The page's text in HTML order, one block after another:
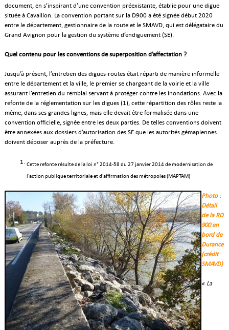
document, en s’inspirant d’une convention préexistante, établie pour une digue
située à Cavaillon. La convention portant sur la D900 a été signée début 2020
entre le département, gestionnaire de la route et le SMAVD, qui est délégataire du
Grand Avignon pour la gestion du système d’endiguement (SE).
Quel contenu pour les conventions de superposition d’affectation ?
Jusqu’à présent, l’entretien des digues-routes était réparti de manière informelle
entre le département et la ville, le premier se chargeant de la voirie et la ville
assurant l’entretien du remblai servant à protéger contre les inondations. Avec la
refonte de la réglementation sur les digues (1), cette répartition des rôles reste la
même, dans ses grandes lignes, mais elle devait être formalisée dans une
convention officielle, signée entre les deux parties. De telles conventions doivent
être annexées aux dossiers d’autorisation des SE que les autorités gémapiennes
doivent déposer auprès de la préfecture.
Cette refonte résulte de la loi n° 2014-58 du 27 janvier 2014 de modernisation de
l'action publique territoriale et d'affirmation des métropoles (MAPTAM)
Photo :
Détail
de la RD
900 en
bord de
Durance
(crédit
SMAVD)
« La